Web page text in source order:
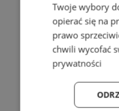
Twoje wybory
opierać się na
prawo
chwili wycofać
prywatności